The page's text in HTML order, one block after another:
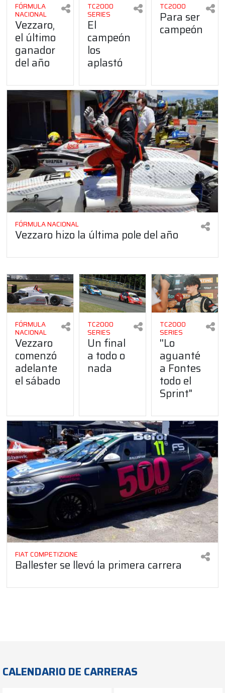
FÓRMULA
NACIONAL
Vezzaro,
el último
ganador
del año
TC2000
SERIES
El
campeón
los
aplastó
TC2000
Para ser
campeón
FÓRMULA NACIONAL
Vezzaro hizo la última pole del año
FÓRMULA
NACIONAL
Vezzaro
comenzó
adelante
el sábado
TC2000
SERIES
Un final
a todo o
nada
TC2000
SERIES
''Lo
aguanté
a Fontes
todo el
Sprint"
FIAT COMPETIZIONE
Ballester se llevó la primera carrera
CALENDARIO DE CARRERAS